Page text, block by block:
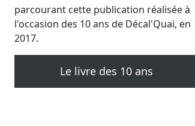
parcourant cette publication réalisée à
l'occasion des 10 ans de Décal'Quai, en
2017.
Le livre des 10 ans